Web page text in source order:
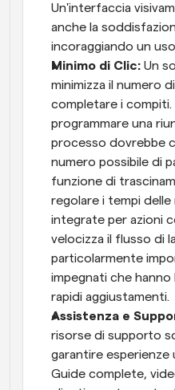
Un'interfaccia
anche la
incoraggiando un
Minimo di Clic: Un
minimizza il numero
completare i
programmare una
processo dovrebbe
numero possibile di
funzione di
regolare i tempi
integrate per azioni
velocizza il flusso di
particolarmente
impegnati che
rapidi aggiustamenti.
Assistenza e
risorse di supporto
garantire esperienze
Guide complete,